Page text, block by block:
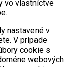
vo vlastníctve
nastavené v
V prípade
cookie s
webových